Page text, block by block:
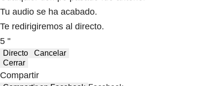
Tu audio se ha acabado.
Te redirigiremos al directo.
5 "
Directo
Cancelar
Cerrar
Compartir